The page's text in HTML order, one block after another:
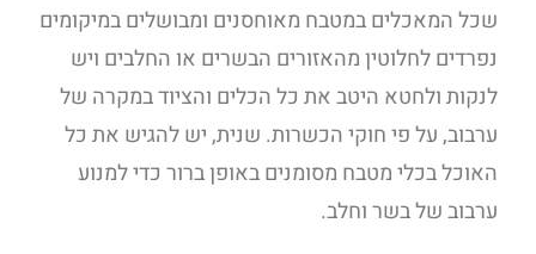
שכל המאכלים במטבח מאוחסנים ומבושלים במיקומים
נפרדים לחלוטין מהאזורים הבשרים או החלבים ויש
לנקות ולחטא היטב את כל הכלים והציוד במקרה של
ערבוב, על פי חוקי הכשרות. שנית, יש להגיש את כל
האוכל בכלי מטבח מסומנים באופן ברור כדי למנוע
ערבוב של בשר וחלב.